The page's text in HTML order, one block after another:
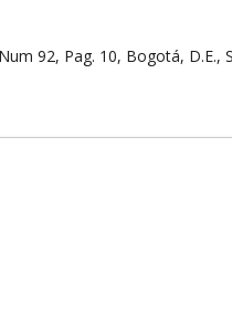
92, Pag. 10, Bogotá, D.E.,